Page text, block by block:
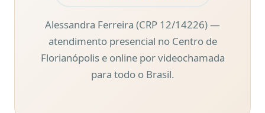
Alessandra Ferreira (CRP 12/14226) —
atendimento presencial no Centro de
Florianópolis e online por videochamada
para todo o Brasil.